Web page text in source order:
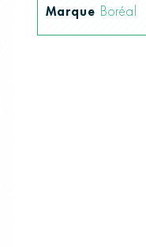
Marque Boréal